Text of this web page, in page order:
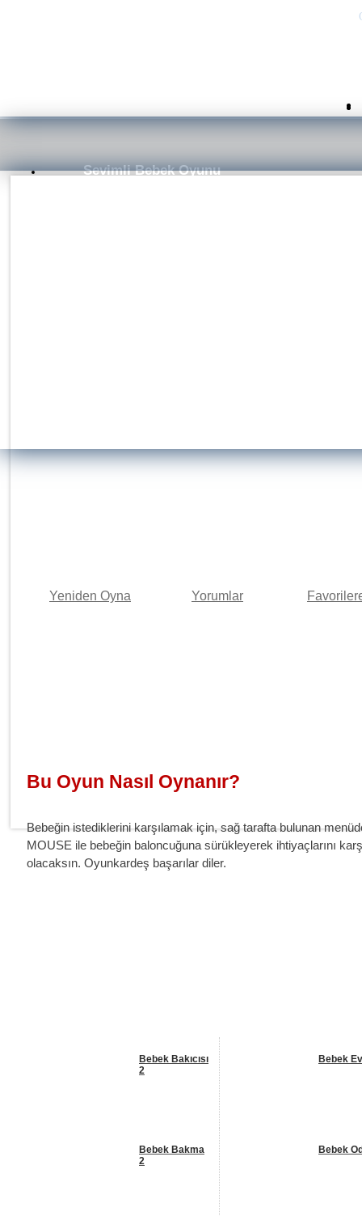
Sevimli Bebek Oyunu
Yeniden Oyna Yorumlar
Bu Oyun Nasıl Oynanır?
Bebeğin istediklerini karşılamak için, sağ tarafta bulunan
MOUSE ile bebeğin baloncuğuna sürükleyerek ihtiyaçlarını
olacaksın. Oyunkardeş başarılar diler.
Bebek Bakıcısı
2
Bebek
Bebek Bakma
2
Bebek